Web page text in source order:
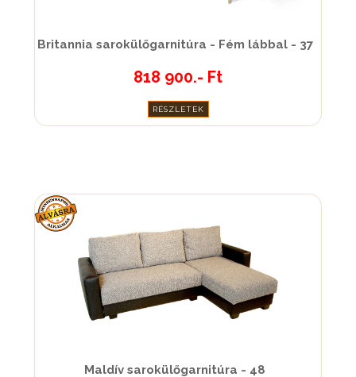
Britannia sarokülőgarnitúra - Fém lábbal - 37
818 900.- Ft
RÉSZLETEK
Maldív sarokülőgarnitúra - 48